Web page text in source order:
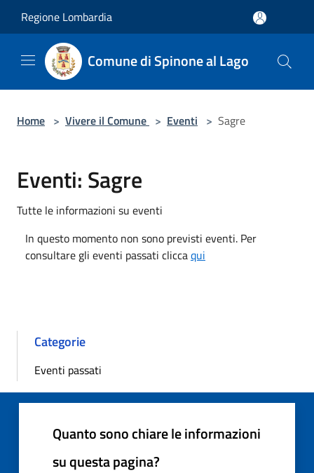
Regione Lombardia
Comune di Spinone al Lago
Home > Vivere il Comune > Eventi > Sagre
Eventi: Sagre
Tutte le informazioni su eventi
In questo momento non sono previsti eventi. Per
consultare gli eventi passati cliccaqui
Categorie
Eventi passati
Quanto sono chiare le informazioni
su questa pagina?